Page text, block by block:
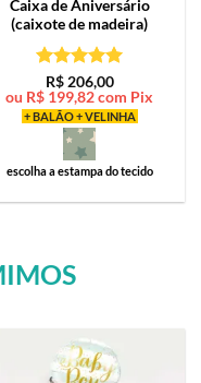
Caixa deAniversário
(caixote de madeira)
Avaliação5
de 5
R$206,00
ou R$ 199,82com Pix
+ BALÃO + VELINHA
escolha a estampa do tecido